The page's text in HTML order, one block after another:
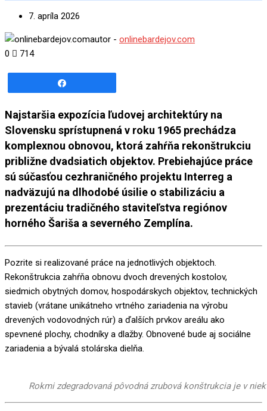
7. apríla 2026
autor - onlinebardejov.com
0
714
Najstaršia expozícia ľudovej architektúry na
Slovensku sprístupnená v roku 1965 prechádza
komplexnou obnovou, ktorá zahŕňa rekonštrukciu
približne dvadsiatich objektov. Prebiehajúce práce
sú súčasťou cezhraničného projektu Interreg a
nadväzujú na dlhodobé úsilie o stabilizáciu a
prezentáciu tradičného staviteľstva regiónov
horného Šariša a severného Zemplína.
Pozrite si realizované práce na jednotlivých objektoch.
Rekonštrukcia zahŕňa obnovu dvoch drevených kostolov,
siedmich obytných domov, hospodárskych objektov, technických
stavieb (vrátane unikátneho vrtného zariadenia na výrobu
drevených vodovodných rúr) a ďalších prvkov areálu ako
spevnené plochy, chodníky a dlažby. Obnovené bude aj sociálne
zariadenia a bývalá stolárska dielňa.
Rokmi zdegradovaná pôvodná zrubová konštrukcia je v